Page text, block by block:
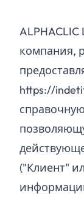
компания,
https://
("Клиент"